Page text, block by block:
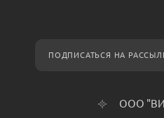
ПОДПИСАТЬСЯ НА
ООО